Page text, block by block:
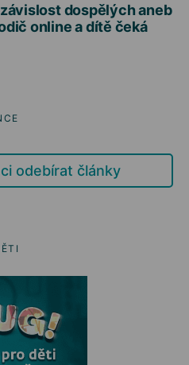
dospělých aneb
online a dítě čeká
odebírat články